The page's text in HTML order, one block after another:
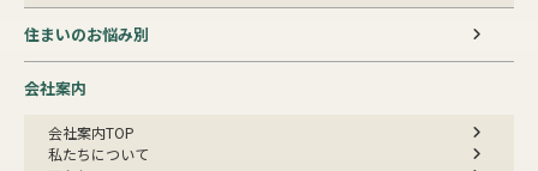
住まいのお悩み別
会社案内
会社案内TOP
私たちについて